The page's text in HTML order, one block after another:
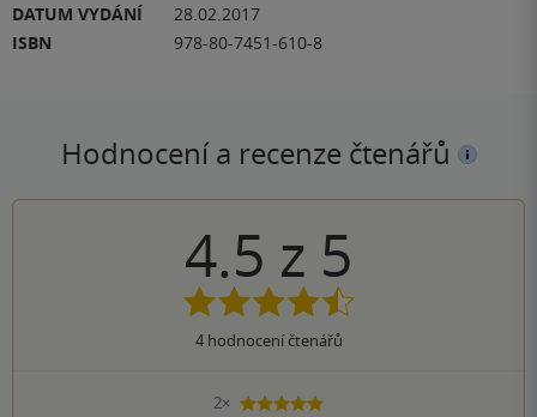
DATUM VYDÁNÍ
28.02.2017
ISBN
978-80-7451-610-8
Hodnocení a recenze čtenářů
4.5 z 5
4hodnocení čtenářů
2×
5 hvězdiček